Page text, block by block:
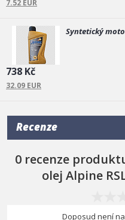
VW
Pro ověření svého oleje
7.52 EUR
Syntetický
738 Kč
32.09 EUR
Recenze
0 recenze
olej Alpine
Doposud není